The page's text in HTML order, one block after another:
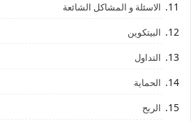
الاسئلة و المشاكل الشائعة
البيتكوين
التداول
الحماية
الربح